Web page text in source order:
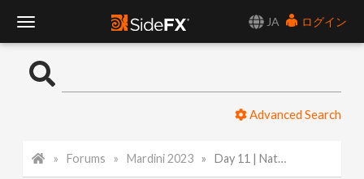
JA
ログイン
o
Advanced Search
Forums Mardini 2023 Day 11 | Nature | Grass | Animation